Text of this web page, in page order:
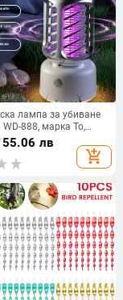
лампа за убиване
888, марка To,
55.06 лв
add_shopping_cart